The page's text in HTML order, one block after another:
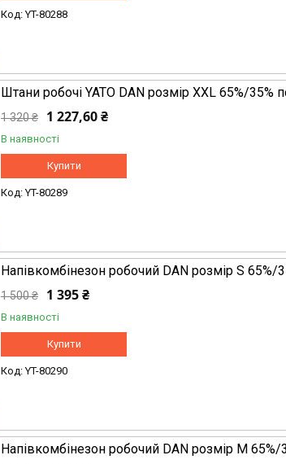
YT-80288
Штани робочі YATO DAN розмір XXL 65%/35%
1 320 ₴ 1 227,60 ₴
В наявності
Купити
YT-80289
Напівкомбінезон робочий DAN розмір S 65%/
1 500 ₴ 1 395 ₴
В наявності
Купити
YT-80290
Напівкомбінезон робочий DAN розмір M